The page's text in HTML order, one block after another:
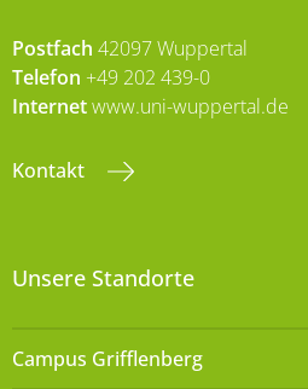
Postfach 42097 Wuppertal
Telefon +49 202 439-0
Internetwww.uni-wuppertal.de
Kontakt
Unsere Standorte
Campus Grifflenberg